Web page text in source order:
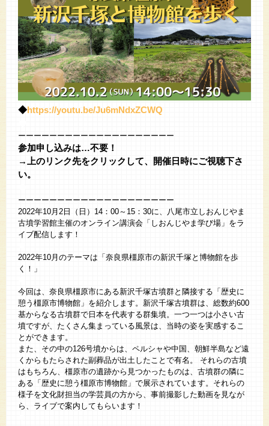
◆https://youtu.be/Ju6mNdxZCWQ
ーーーーーーーーーーーーーーーーーーーー
参加申し込みは…不要！
→上のリンク先をクリックして、開催日時にご視聴下さ
い。
ーーーーーーーーーーーーーーーーーーーー
2022年10月2日（日）14：00～15：30に、八尾市立しおんじやま
古墳学習館主催のオンライン講演会「しおんじやま学び場」をラ
イブ配信します！
2022年10月のテーマは「奈良県橿原市の新沢千塚と博物館を歩
く！」
今回は、奈良県橿原市にある新沢千塚古墳群と隣接する「歴史に
憩う橿原市博物館」を紹介します。新沢千塚古墳群は、総数約600
基からなる古墳群で日本を代表する群集墳。一つ一つは小さい古
墳ですが、たくさん集まっている風景は、当時の姿を実感するこ
とができます。
また、その中の126号墳からは、ペルシャや中国、朝鮮半島など遠
くからもたらされた副葬品が出土したことで有名。 それらの古墳
はもちろん、橿原市の遺跡から見つかったものは、古墳群の隣に
ある「歴史に憩う橿原市博物館」で展示されています。それらの
様子を文化財担当の学芸員の方から、事前撮影した動画を見なが
ら、 ライブで案内してもらいます！